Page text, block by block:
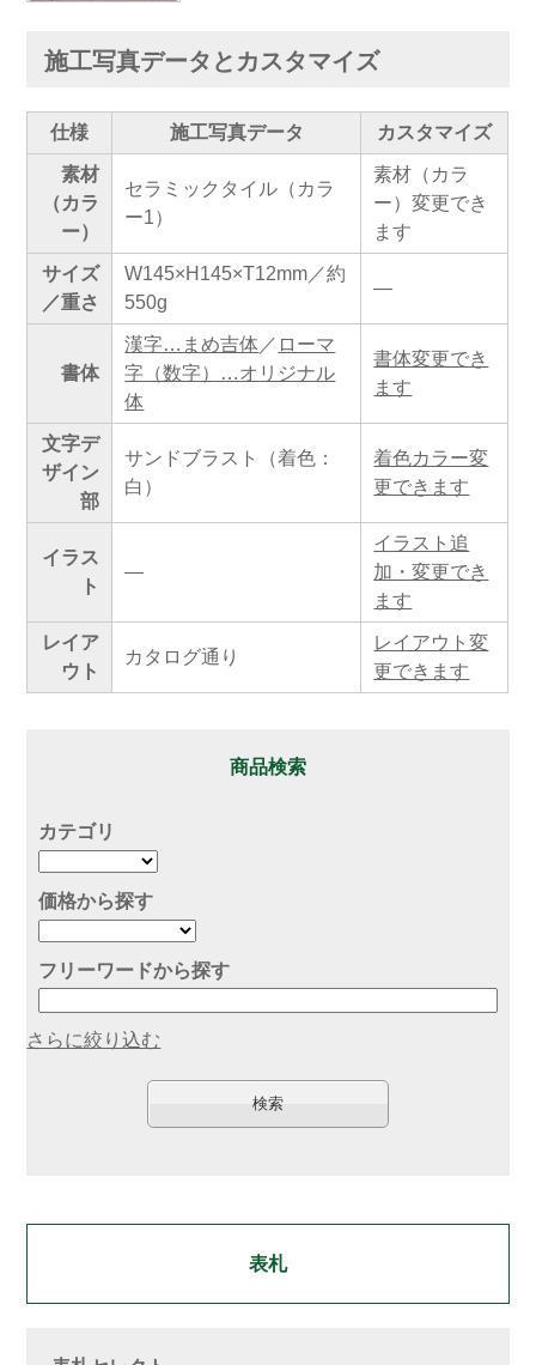
施工写真データとカスタマイズ
仕様 施工写真データ カスタマイズ
素材
（カラ
ー）
セラミックタイル（カラ
ー1）
素材（カラ
ー）変更でき
ます
サイズ
／重さ
W145×H145×T12mm／約
550g
―
書体
漢字…まめ吉体 ／ ローマ
字（数字）…オリジナル
体
書体変更でき
ます
文字デ
ザイン
部
サンドブラスト（着色：
白）
着色カラー変
更できます
イラス
ト
―
イラスト追
加・変更でき
ます
レイア
ウト
カタログ通り
レイアウト変
更できます
商品検索
カテゴリ
価格から探す
フリーワードから探す
さらに絞り込む
表札